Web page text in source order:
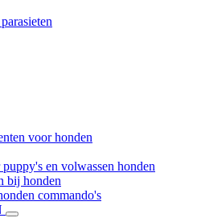
voor honden
en volwassen honden
bij honden
commando's